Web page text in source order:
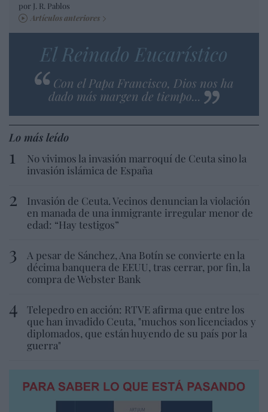
por J. R. Pablos
Artículos anteriores
El Reinado Eucarístico
Con el Papa Francisco, Dios nos ha
dado más margen de tiempo...
Lo más leído
No vivimos la invasión marroquí de Ceuta sino la
invasión islámica de España
Invasión de Ceuta. Vecinos denuncian la violación
en manada de una inmigrante irregular menor de
edad: “Hay testigos”
A pesar de Sánchez, Ana Botín se convierte en la
décima banquera de EEUU, tras cerrar, por fin, la
compra de Webster Bank
Telepedro en acción: RTVE afirma que entre los
que han invadido Ceuta, "muchos son licenciados y
diplomados, que están huyendo de su país por la
guerra"